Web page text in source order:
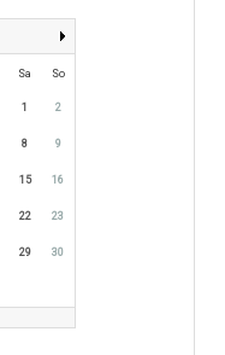
Sa So
1 2
8 9
15 16
22 23
29 30